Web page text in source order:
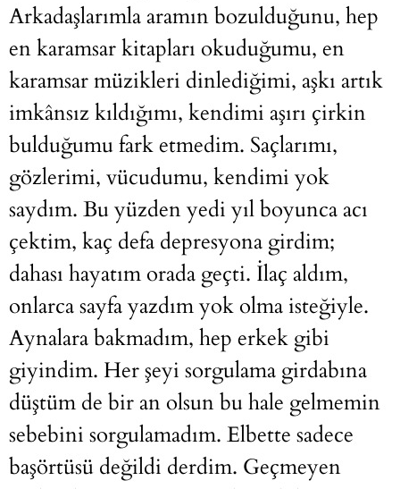
Arkadaşlarımla aramın bozulduğunu, hep
en karamsar kitapları okuduğumu, en
karamsar müzikleri dinlediğimi, aşkı artık
imkânsız kıldığımı, kendimi aşırı çirkin
bulduğumu fark etmedim. Saçlarımı,
gözlerimi, vücudumu, kendimi yok
saydım. Bu yüzden yedi yıl boyunca acı
çektim, kaç defa depresyona girdim;
dahası hayatım orada geçti. İlaç aldım,
onlarca sayfa yazdım yok olma isteğiyle.
Aynalara bakmadım, hep erkek gibi
giyindim. Her şeyi sorgulama girdabına
düştüm de bir an olsun bu hale gelmemin
sebebini sorgulamadım. Elbette sadece
başörtüsü değildi derdim. Geçmeyen